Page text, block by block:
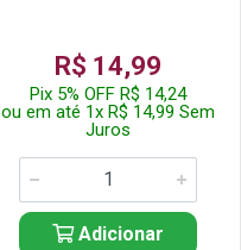
R$ 14,99
Pix 5% OFF R$ 14,24
ou em até 1x R$ 14,99 Sem
Juros
Adicionar